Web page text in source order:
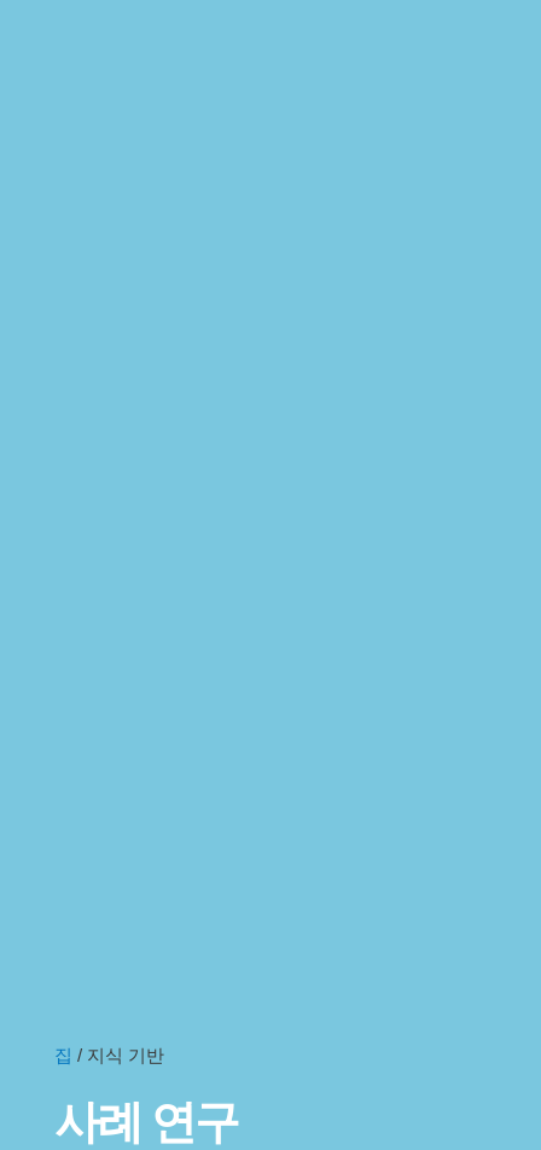
집 / 지식 기반
사례 연구